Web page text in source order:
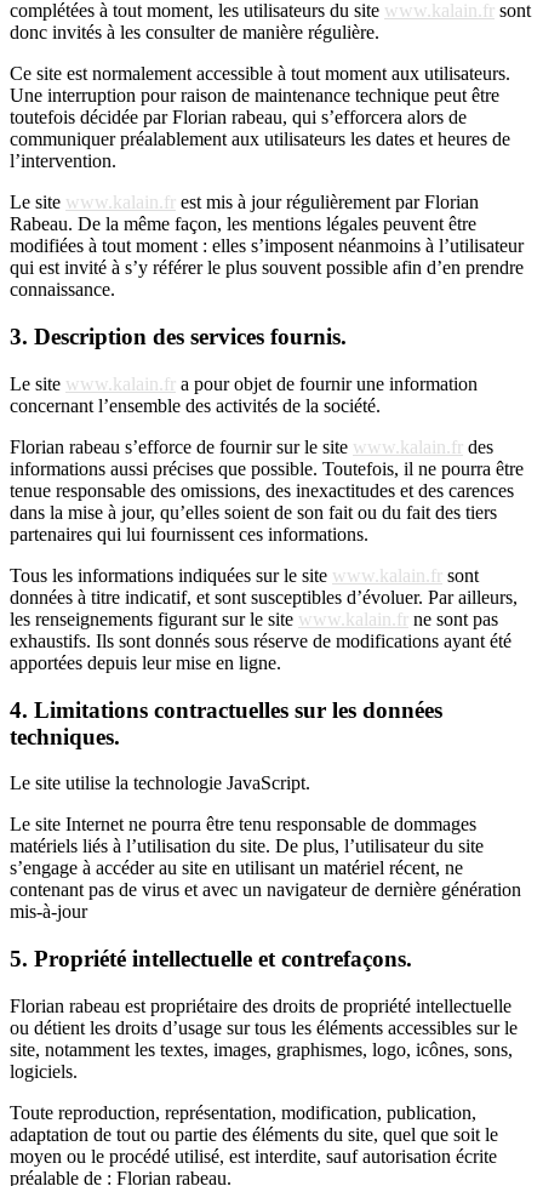
complétées à tout moment, les utilisateurs du site www.kalain.fr sont
donc invités à les consulter de manière régulière.
Ce site est normalement accessible à tout moment aux utilisateurs.
Une interruption pour raison de maintenance technique peut être
toutefois décidée par Florian rabeau, qui s’efforcera alors de
communiquer préalablement aux utilisateurs les dates et heures de
l’intervention.
Le site www.kalain.fr est mis à jour régulièrement par Florian
Rabeau. De la même façon, les mentions légales peuvent être
modifiées à tout moment : elles s’imposent néanmoins à l’utilisateur
qui est invité à s’y référer le plus souvent possible afin d’en prendre
connaissance.
3. Description des services fournis.
Le site www.kalain.fr a pour objet de fournir une information
concernant l’ensemble des activités de la société.
Florian rabeau s’efforce de fournir sur le site www.kalain.fr des
informations aussi précises que possible. Toutefois, il ne pourra être
tenue responsable des omissions, des inexactitudes et des carences
dans la mise à jour, qu’elles soient de son fait ou du fait des tiers
partenaires qui lui fournissent ces informations.
Tous les informations indiquées sur le site www.kalain.fr sont
données à titre indicatif, et sont susceptibles d’évoluer. Par ailleurs,
les renseignements figurant sur le site www.kalain.fr ne sont pas
exhaustifs. Ils sont donnés sous réserve de modifications ayant été
apportées depuis leur mise en ligne.
4. Limitations contractuelles sur les données
techniques.
Le site utilise la technologie JavaScript.
Le site Internet ne pourra être tenu responsable de dommages
matériels liés à l’utilisation du site. De plus, l’utilisateur du site
s’engage à accéder au site en utilisant un matériel récent, ne
contenant pas de virus et avec un navigateur de dernière génération
mis-à-jour
5. Propriété intellectuelle et contrefaçons.
Florian rabeau est propriétaire des droits de propriété intellectuelle
ou détient les droits d’usage sur tous les éléments accessibles sur le
site, notamment les textes, images, graphismes, logo, icônes, sons,
logiciels.
Toute reproduction, représentation, modification, publication,
adaptation de tout ou partie des éléments du site, quel que soit le
moyen ou le procédé utilisé, est interdite, sauf autorisation écrite
préalable de : Florian rabeau.